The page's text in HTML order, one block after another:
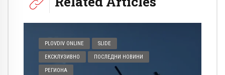
PLOVDIV ONLINE SLIDE
ЕКСКЛУЗИВНО ПОСЛЕДНИ НОВИНИ
РЕГИОНА